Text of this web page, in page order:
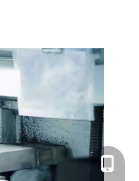
156